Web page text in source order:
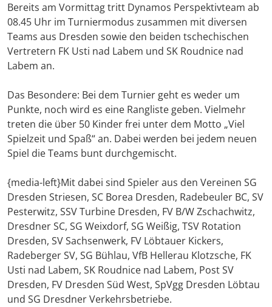
Bereits am Vormittag tritt Dynamos Perspektivteam ab
08.45 Uhr im Turniermodus zusammen mit diversen
Teams aus Dresden sowie den beiden tschechischen
Vertretern FK Usti nad Labem und SK Roudnice nad
Labem an.
Das Besondere: Bei dem Turnier geht es weder um
Punkte, noch wird es eine Rangliste geben. Vielmehr
treten die über 50 Kinder frei unter dem Motto „Viel
Spielzeit und Spaß“ an. Dabei werden bei jedem neuen
Spiel die Teams bunt durchgemischt.
{media-left}Mit dabei sind Spieler aus den Vereinen SG
Dresden Striesen, SC Borea Dresden, Radebeuler BC, SV
Pesterwitz, SSV Turbine Dresden, FV B/W Zschachwitz,
Dresdner SC, SG Weixdorf, SG Weißig, TSV Rotation
Dresden, SV Sachsenwerk, FV Löbtauer Kickers,
Radeberger SV, SG Bühlau, VfB Hellerau Klotzsche, FK
Usti nad Labem, SK Roudnice nad Labem, Post SV
Dresden, FV Dresden Süd West, SpVgg Dresden Löbtau
und SG Dresdner Verkehrsbetriebe.